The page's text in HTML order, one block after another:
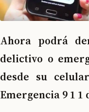
Ahora podrá
delictivo o
desde su
Emergencia 9 1 1